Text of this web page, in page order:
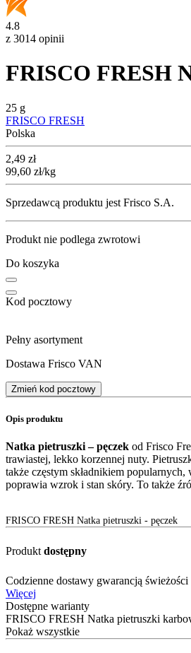
4.8
z 3014 opinii
FRISCO FRESH
25 g
FRISCO FRESH
Polska
Cena
2,49 zł
99,60 zł/kg
Sprzedawcą produktu jest Frisco S.A.
Produkt nie podlega zwrotowi
Do koszyka
Kod pocztowy
Pełny asortyment
Dostawa Frisco VAN
Zmień kod pocztowy
Opis produktu
Natka pietruszki – pęczek od Frisco
trawiastej, lekko korzennej nuty.
także częstym składnikiem
poprawia wzrok i stan skóry. To także
FRISCO FRESH Natka pietruszki - pęczek
Produkt dostępny
Codzienne dostawy gwarancją świeżości
Więcej
Dostępne warianty
FRISCO FRESH Natka pietruszki
Pokaż wszystkie